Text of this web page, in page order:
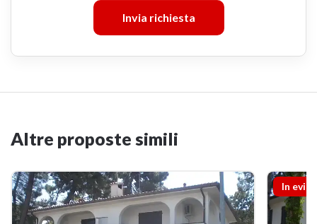
Invia richiesta
Altre proposte simili
In